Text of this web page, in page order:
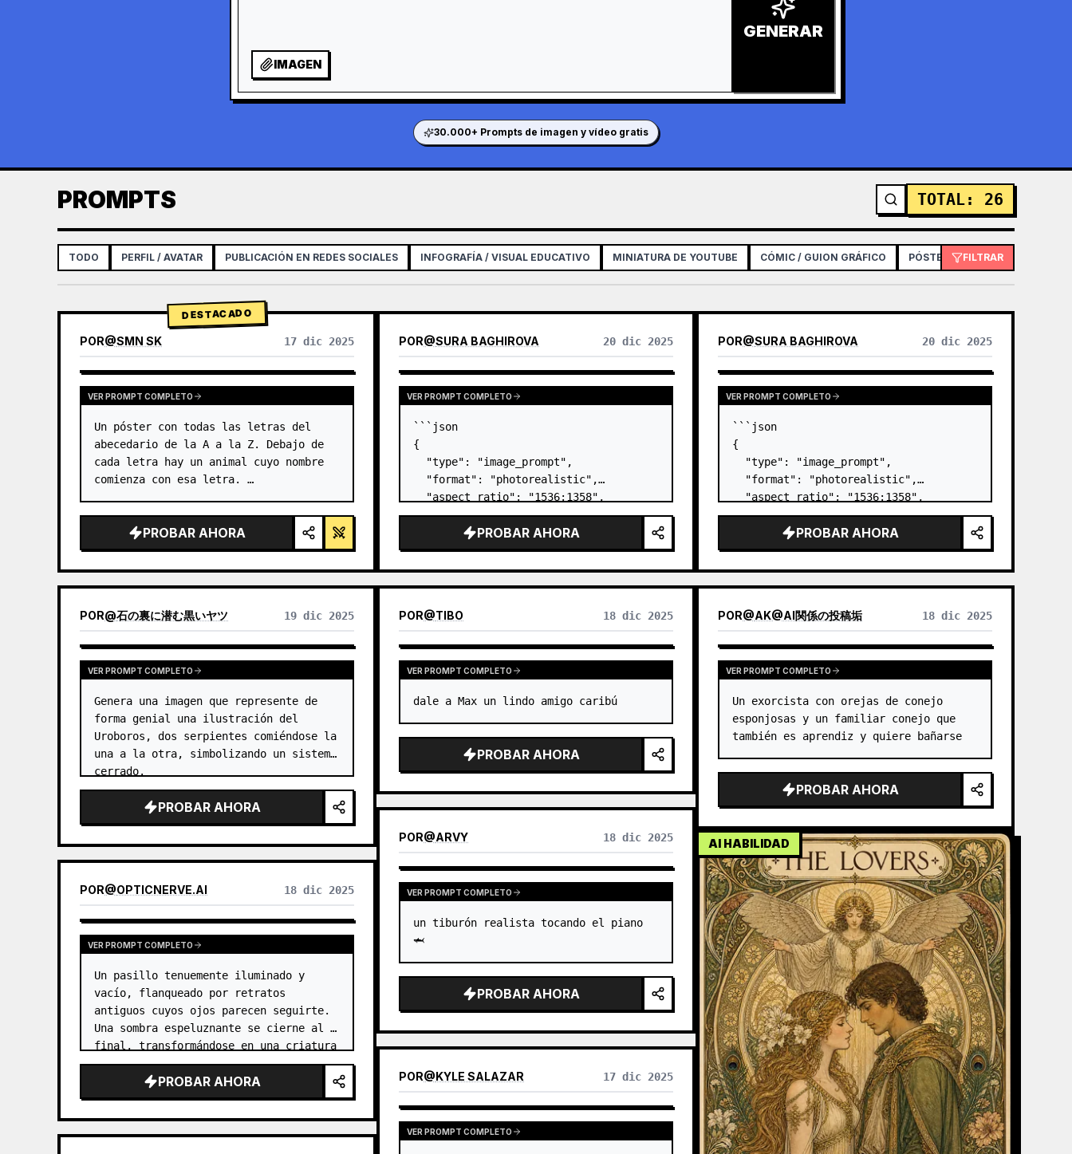
IMAGEN
GENERAR
30.000+ Prompts de imagen y vídeo gratis
PROMPTS TOTAL: 26
TODO PERFIL / AVATAR PUBLICACIÓN EN REDES SOCIALES INFOGRAFÍA / VISUAL EDUCATIVO MINIATURA DE YOUTUBE CÓMIC / GUION GRÁFICO PÓSTER / FOLLETO
FILTRAR
DESTACADO
POR@SMN SK 17 dic 2025
GPTIMAGE15PROMPTS.PROMPTCARD.VIEWOTHERMODELRESULTS
VER PROMPT COMPLETO
Un póster con todas las letras del
abecedario de la A a la Z. Debajo de
cada letra hay un animal cuyo nombre
comienza con esa letra. …
PROBAR AHORA
POR@石の裏に潜む黒いヤツ 19 dic 2025
VER PROMPT COMPLETO
Genera una imagen que represente de
forma genial una ilustración del
Uroboros, dos serpientes comiéndose la
una a la otra, simbolizando un sistema
cerrado.
PROBAR AHORA
POR@OPTICNERVE.AI 18 dic 2025
VER PROMPT COMPLETO
Un pasillo tenuemente iluminado y
vacío, flanqueado por retratos
antiguos cuyos ojos parecen seguirte.
Una sombra espeluznante se cierne al
final, transformándose en una criatura
desconocida e intimidante con ojos
rojos luminiscentes.
PROBAR AHORA
POR@SURA BAGHIROVA 20 dic 2025
VER PROMPT COMPLETO
```json
{
  "type": "image_prompt",
  "format": "photorealistic",
  "aspect_ratio": "1536:1358",
  "scene": {
    "setting": "balcón/terraza
exterior con barandilla de cristal",
    "time_of_day": "día",
    "weather": "despejado",
PROBAR AHORA
POR@TIBO 18 dic 2025
VER PROMPT COMPLETO
dale a Max un lindo amigo caribú
PROBAR AHORA
POR@ARVY 18 dic 2025
VER PROMPT COMPLETO
un tiburón realista tocando el piano
🦈
PROBAR AHORA
POR@KYLE SALAZAR 17 dic 2025
VER PROMPT COMPLETO
POR@SURA BAGHIROVA 20 dic 2025
VER PROMPT COMPLETO
```json
{
  "type": "image_prompt",
  "format": "photorealistic",
  "aspect_ratio": "1536:1358",
  "scene": {
    "setting": "balcón/terraza
exterior con barandilla de cristal",
    "time_of_day": "día",
    "weather": "despejado",
PROBAR AHORA
POR@AK@AI関係の投稿垢 18 dic 2025
VER PROMPT COMPLETO
Un exorcista con orejas de conejo
esponjosas y un familiar conejo que
también es aprendiz y quiere bañarse
PROBAR AHORA
AI HABILIDAD